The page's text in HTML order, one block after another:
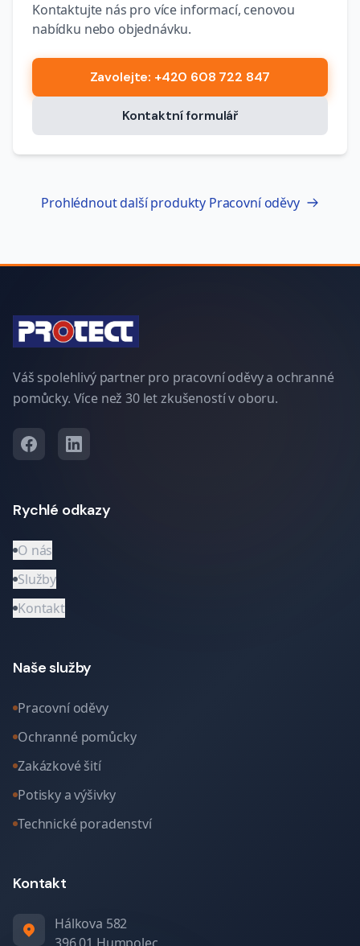
Kontaktujte nás pro více informací, cenovou
nabídku nebo objednávku.
Zavolejte: +420 608 722 847
Kontaktní formulář
Prohlédnout další produkty Pracovní oděvy
Váš spolehlivý partner pro pracovní oděvy a ochranné
pomůcky. Více než 30 let zkušeností v oboru.
Rychlé odkazy
O nás
Služby
Kontakt
Naše služby
Pracovní oděvy
Ochranné pomůcky
Zakázkové šití
Potisky a výšivky
Technické poradenství
Kontakt
Hálkova 582